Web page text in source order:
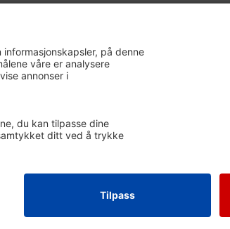
ETISK HANDEL NORGE